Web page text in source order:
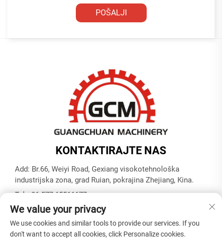
POŠALJI
KONTAKTIRAJTE NAS
Add: Br.66, Weiyi Road, Gexiang visokotehnološka
industrijska zona, grad Ruian, pokrajina Zhejiang, Kina.
Tel:+86-577-65566677
E-mail: [email protected]
We value your privacy
We use cookies and similar tools to provide our services. If you
don't want to accept all cookies, click Personalize cookies.